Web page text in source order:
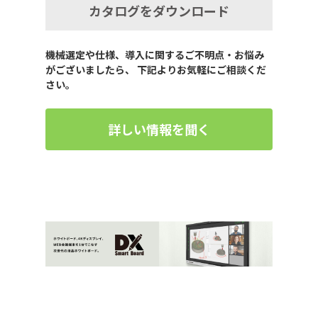
カタログをダウンロード
機械選定や仕様、導入に関するご不明点・お悩み
がございましたら、 下記よりお気軽にご相談くだ
さい。
詳しい情報を聞く